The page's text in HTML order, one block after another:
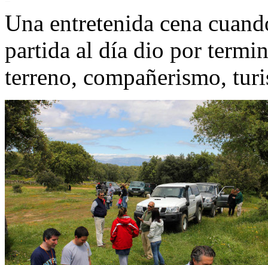
Una entretenida cena
partida al día dio por
terreno, compañerismo,